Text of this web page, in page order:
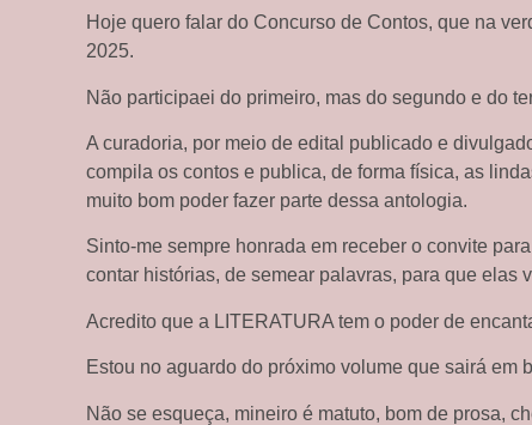
Hoje quero falar do Concurso de Contos, que na
2025.
Não participaei do primeiro, mas do segundo e do
A curadoria, por meio de edital publicado e
compila os contos e publica, de forma física, as
muito bom poder fazer parte dessa antologia.
Sinto-me sempre honrada em receber o convite
contar histórias, de semear palavras, para que elas
Acredito que a LITERATURA tem o poder de
Estou no aguardo do próximo volume que sairá em
Não se esqueça, mineiro é matuto, bom de prosa,